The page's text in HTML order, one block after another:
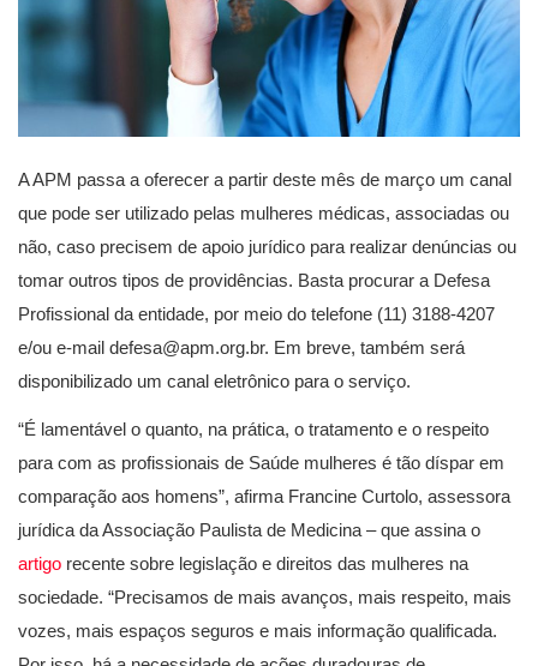
A APM passa a oferecer a partir deste mês de março um canal
que pode ser utilizado pelas mulheres médicas, associadas ou
não, caso precisem de apoio jurídico para realizar denúncias ou
tomar outros tipos de providências. Basta procurar a Defesa
Profissional da entidade, por meio do telefone (11) 3188-4207
e/ou e-mail defesa@apm.org.br. Em breve, também será
disponibilizado um canal eletrônico para o serviço.
“É lamentável o quanto, na prática, o tratamento e o respeito
para com as profissionais de Saúde mulheres é tão díspar em
comparação aos homens”, afirma Francine Curtolo, assessora
jurídica da Associação Paulista de Medicina – que assina o
artigo recente sobre legislação e direitos das mulheres na
sociedade. “Precisamos de mais avanços, mais respeito, mais
vozes, mais espaços seguros e mais informação qualificada.